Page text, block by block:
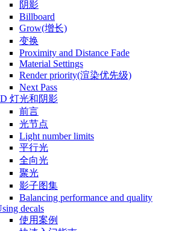
阴影
Billboard
Grow(增长)
变换
Proximity and Distance Fade
Material Settings
Render priority(渲染优先级)
Next Pass
灯光和阴影
前言
光节点
Light number limits
平行光
全向光
聚光
影子图集
Balancing performance and quality
decals
使用案例